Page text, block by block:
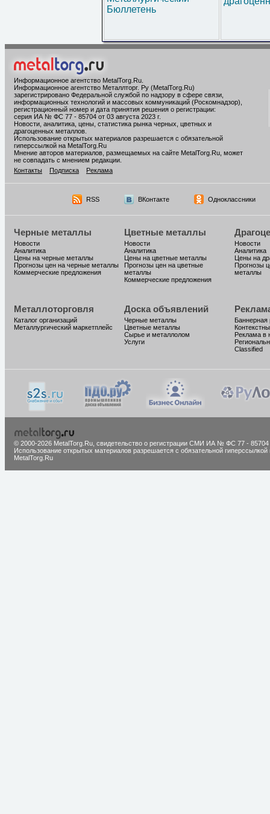
Бюллетень
Информационное агентство MetalTorg.Ru
Информационное агентство Металлторг. Ру (MetalTorg.Ru)
зарегистрировано Федеральной службой по надзору в сфере связи,
информационных технологий и массовых коммуникаций (Роскомнадзор),
регистрационный номер и дата принятия решения о регистрации:
серия ИА № ФС 77 - 85704 от 03 августа 2023 г.
Новости, аналитика, цены, статистика рынка черных, цветных и
драгоценных металлов.
Использование открытых материалов разрешается с обязательной
гиперссылкой на MetalTorg.Ru
Мнение авторов материалов, размещаемых на сайте MetalTorg.Ru, может
не совпадать с мнением редакции.
Контакты
Подписка Реклама
RSS ВКонтакте Одноклассники
Черные металлы
Новости
Аналитика
Цены на черные металлы
Прогнозы цен на черные металлы
Коммерческие предложения
Цветные металлы
Новости
Аналитика
Цены на цветные металлы
Прогнозы цен на цветные
металлы
Коммерческие предложения
Новости
Аналитика
Цены на
Прогнозы
металлы
Металлоторговля
Каталог организаций
Металлургический маркетплейс
Доска объявлений
Черные металлы
Цветные металлы
Сырье и металлолом
Услуги
Баннерная
Реклама в
Classified
© 2000-2026 MetalTorg.Ru, cвидетельство о регистрации СМИ ИА № ФС 77 - 85704
Использование открытых материалов разрешается с обязательной гиперссылкой
MetalTorg.Ru